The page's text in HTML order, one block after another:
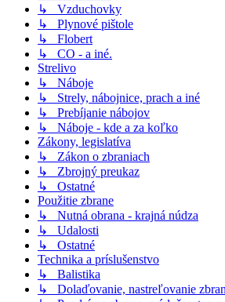
↳ Vzduchovky
↳ Plynové pištole
↳ Flobert
↳ CO - a iné.
Strelivo
↳ Náboje
↳ Strely, nábojnice, prach a iné
↳ Prebíjanie nábojov
↳ Náboje - kde a za koľko
Zákony, legislatíva
↳ Zákon o zbraniach
↳ Zbrojný preukaz
↳ Ostatné
Použitie zbrane
↳ Nutná obrana - krajná núdza
↳ Udalosti
↳ Ostatné
Technika a príslušenstvo
↳ Balistika
↳ Dolaďovanie, nastreľovanie